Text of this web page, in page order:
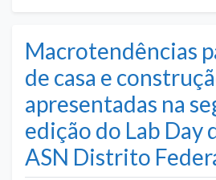
Macrotendências
de casa e
apresentadas na
edição do Lab Day
ASN Distrito